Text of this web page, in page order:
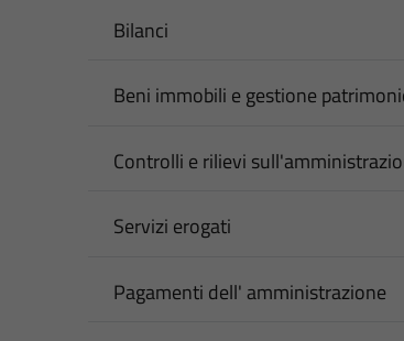
Bilanci
Beni immobili e gestione
Controlli e rilievi
Servizi erogati
Pagamenti dell' amministrazione